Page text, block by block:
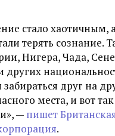
стало хаотичным,
терять сознание.
Нигера, Чада,
других
друг на
места, и вот
— пишет
.